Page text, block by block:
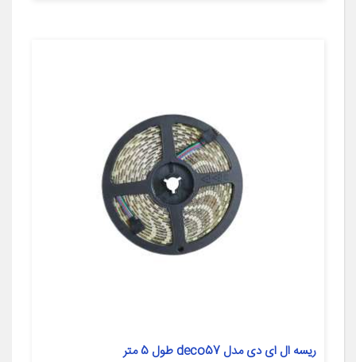
ریسه ال ای دی مدل deco57 طول 5 متر